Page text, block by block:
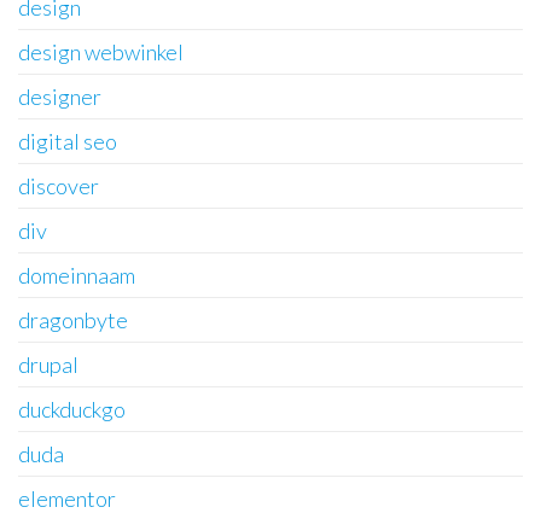
design
design webwinkel
designer
digital seo
discover
div
domeinnaam
dragonbyte
drupal
duckduckgo
duda
elementor